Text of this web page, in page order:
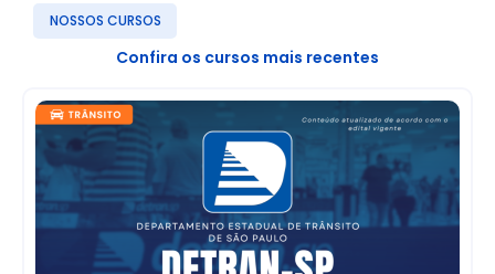
NOSSOS CURSOS
Confira os cursos mais recentes